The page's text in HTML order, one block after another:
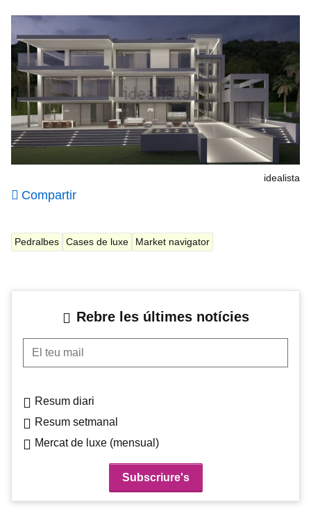
idealista
Compartir
Pedralbes Cases de luxe Market navigator
Rebre les últimes notícies
El teu mail
Resum diari
Resum setmanal
Mercat de luxe (mensual)